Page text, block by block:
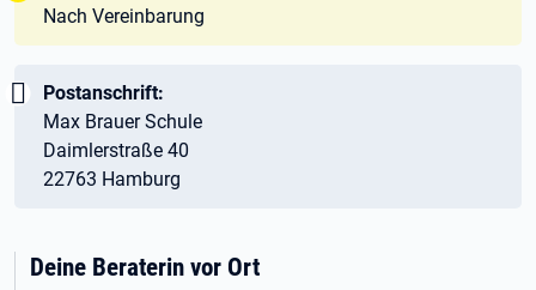
Nach Vereinbarung
Wichtig:
Postanschrift:
Max Brauer Schule
Daim­ler­straße 40
22763 Ham­burg
Deine Beraterin vor Ort